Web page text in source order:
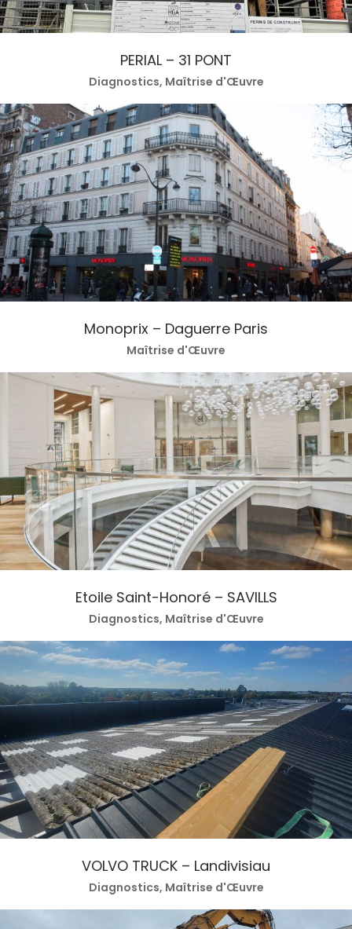
PERIAL – 31 PONT
Diagnostics, Maîtrise d'Œuvre
Monoprix – Daguerre Paris
Maîtrise d'Œuvre
Etoile Saint-Honoré – SAVILLS
Diagnostics, Maîtrise d'Œuvre
VOLVO TRUCK – Landivisiau
Diagnostics, Maîtrise d'Œuvre